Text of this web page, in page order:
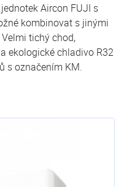
Aircon FUJI s
kombinovat s jinými
tichý chod,
ekologické chladivo R32
s označením KM.